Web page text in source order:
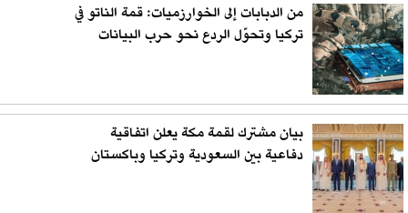
من الدبابات إلى الخوارزميات: قمة الناتو في
تركيا وتحوّل الردع نحو حرب البيانات
بيان مشترك لقمة مكة يعلن اتفاقية
دفاعية بين السعودية وتركيا وباكستان